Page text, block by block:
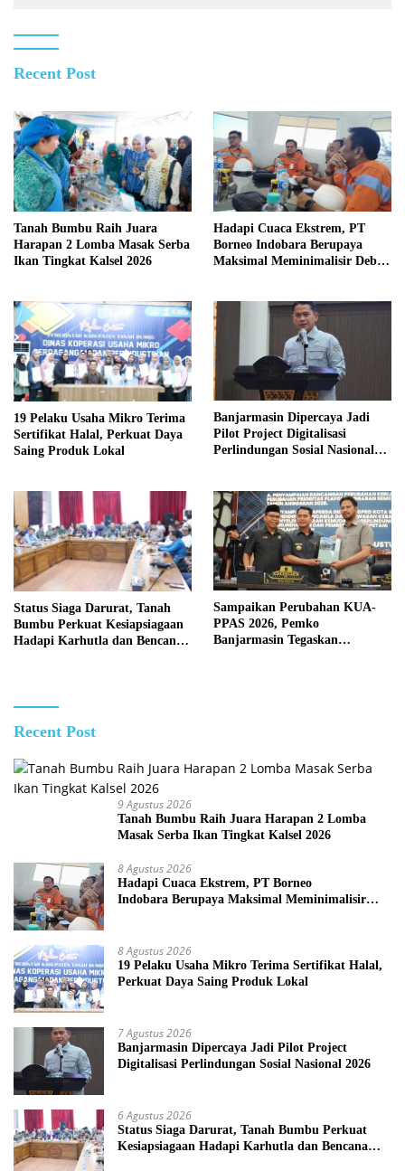
Recent Post
Tanah Bumbu Raih Juara
Harapan 2 Lomba Masak Serba
Ikan Tingkat Kalsel 2026
Hadapi Cuaca Ekstrem, PT
Borneo Indobara Berupaya
Maksimal Meminimalisir Debu
19 Pelaku Usaha Mikro Terima
Sertifikat Halal, Perkuat Daya
Saing Produk Lokal
Banjarmasin Dipercaya Jadi
Pilot Project Digitalisasi
Perlindungan Sosial Nasional
Status Siaga Darurat, Tanah
Bumbu Perkuat Kesiapsiagaan
Hadapi Karhutla dan Bencana
Sampaikan Perubahan KUA-
PPAS 2026, Pemko
Banjarmasin Tegaskan
Recent Post
9 Agustus 2026
Tanah Bumbu Raih Juara Harapan 2 Lomba
Masak Serba Ikan Tingkat Kalsel 2026
8 Agustus 2026
Hadapi Cuaca Ekstrem, PT Borneo
Indobara Berupaya Maksimal Meminimalisir
8 Agustus 2026
19 Pelaku Usaha Mikro Terima Sertifikat Halal,
Perkuat Daya Saing Produk Lokal
7 Agustus 2026
Banjarmasin Dipercaya Jadi Pilot Project
Digitalisasi Perlindungan Sosial Nasional 2026
6 Agustus 2026
Status Siaga Darurat, Tanah Bumbu Perkuat
Kesiapsiagaan Hadapi Karhutla dan Bencana